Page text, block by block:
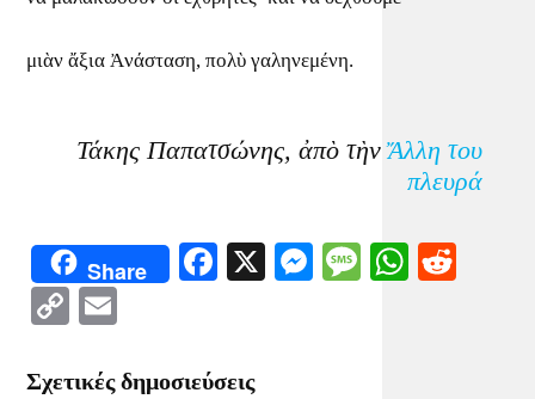
μιὰν ἄξια Ἀνάσταση, πολὺ γαληνεμένη.
Τάκης Παπατσώνης, ἀπὸ τὴνἌλλη του
πλευρά
Share Facebook
X Messenger
Message
Copy
Σχετικές δημοσιεύσεις